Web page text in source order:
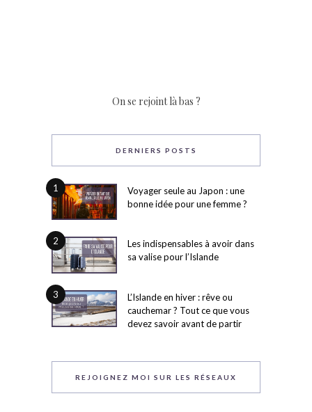
On se rejoint là bas ?
DERNIERS POSTS
1
Voyager seule au Japon : une
bonne idée pour une femme ?
2
Les indispensables à avoir dans
sa valise pour l’Islande
3
L’Islande en hiver : rêve ou
cauchemar ? Tout ce que vous
devez savoir avant de partir
REJOIGNEZ MOI SUR LES RÉSEAUX